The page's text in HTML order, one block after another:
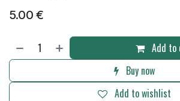
5.00 €
Add to
Buy now
Add to wishlist